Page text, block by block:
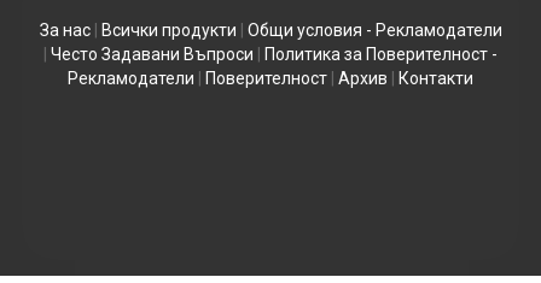
За нас| Всички продукти
Общи условия - Рекламодатели
Често Задавани Въпроси
Политика за Поверителност -
Рекламодатели
Поверителност Архив Контакти